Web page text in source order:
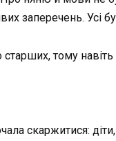
заперечень. Усі
тому
скаржитися: